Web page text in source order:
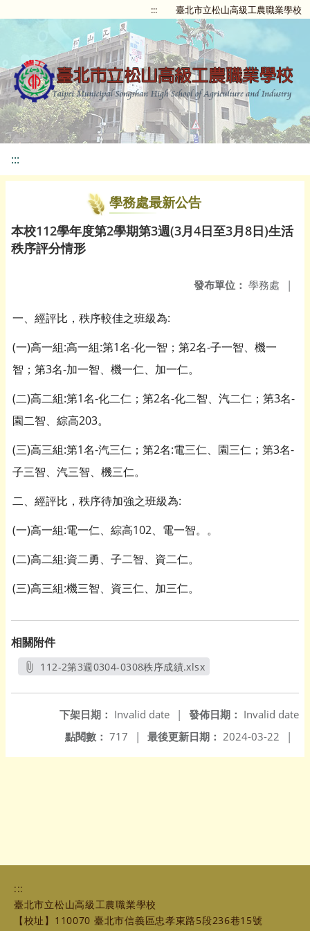
::: 臺北市立松山高級工農職業學校
:::
學務處最新公告
本校112學年度第2學期第3週(3月4日至3月8日)生活
秩序評分情形
發布單位： 學務處 |
一、經評比，秩序較佳之班級為:
(一)高一組:高一組:第1名-化一智；第2名-子一智、機一
智；第3名-加一智、機一仁、加一仁。
(二)高二組:第1名-化二仁；第2名-化二智、汽二仁；第3名-
園二智、綜高203。
(三)高三組:第1名-汽三仁；第2名:電三仁、園三仁；第3名-
子三智、汽三智、機三仁。
二、經評比，秩序待加強之班級為:
(一)高一組:電一仁、綜高102、電一智。。
(二)高二組:資二勇、子二智、資二仁。
(三)高三組:機三智、資三仁、加三仁。
相關附件
112-2第3週0304-0308秩序成績.xlsx
發佈日期： Invalid date
下架日期： Invalid date
|
最後更新日期： 2024-03-22 |
點閱數： 717 |
:::
臺北市立松山高級工農職業學校
【校址】110070 臺北市信義區忠孝東路5段236巷15號